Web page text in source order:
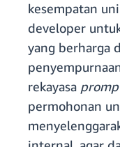
kesempatan
developer
yang berharga
rekayasa
permohonan